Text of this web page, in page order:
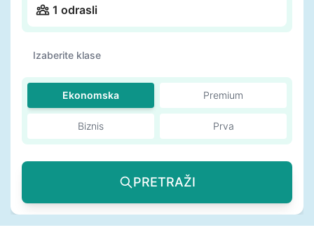
1 odrasli
Izaberite klase
Ekonomska Premium
Biznis Prva
PRETRAŽI